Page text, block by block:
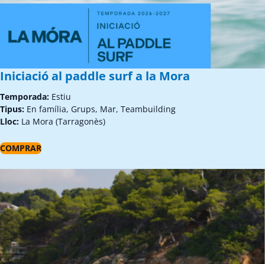
Iniciació al paddle surf a la Mora
Temporada: Estiu
Tipus: En família, Grups, Mar, Teambuilding
Lloc: La Mora (Tarragonès)
COMPRAR